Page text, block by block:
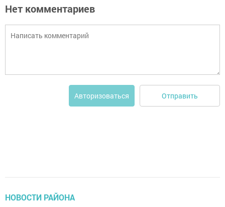
Нет комментариев
Авторизоваться Отправить
НОВОСТИ РАЙОНА